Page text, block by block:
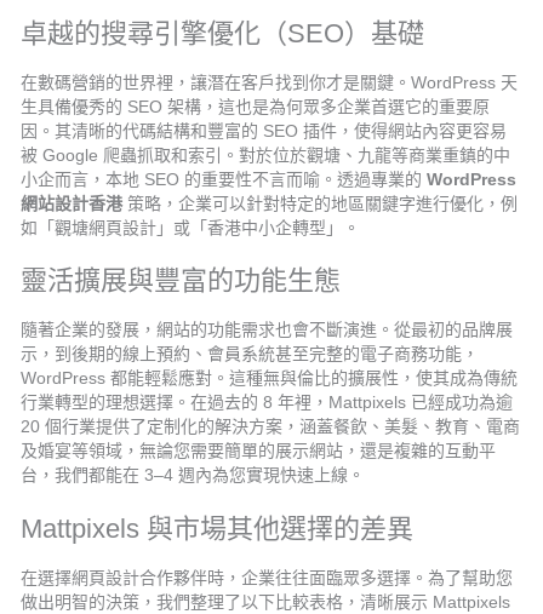
卓越的搜尋引擎優化（SEO）基礎
在數碼營銷的世界裡，讓潛在客戶找到你才是關鍵。WordPress 天
生具備優秀的 SEO 架構，這也是為何眾多企業首選它的重要原
因。其清晰的代碼結構和豐富的 SEO 插件，使得網站內容更容易
被 Google 爬蟲抓取和索引。對於位於觀塘、九龍等商業重鎮的中
小企而言，本地 SEO 的重要性不言而喻。透過專業的WordPress
網站設計香港策略，企業可以針對特定的地區關鍵字進行優化，例
如「觀塘網頁設計」或「香港中小企轉型」。
靈活擴展與豐富的功能生態
隨著企業的發展，網站的功能需求也會不斷演進。從最初的品牌展
示，到後期的線上預約、會員系統甚至完整的電子商務功能，
WordPress 都能輕鬆應對。這種無與倫比的擴展性，使其成為傳統
行業轉型的理想選擇。在過去的 8 年裡，Mattpixels 已經成功為逾
20 個行業提供了定制化的解決方案，涵蓋餐飲、美髮、教育、電商
及婚宴等領域，無論您需要簡單的展示網站，還是複雜的互動平
台，我們都能在 3–4 週內為您實現快速上線。
Mattpixels 與市場其他選擇的差異
在選擇網頁設計合作夥伴時，企業往往面臨眾多選擇。為了幫助您
做出明智的決策，我們整理了以下比較表格，清晰展示 Mattpixels